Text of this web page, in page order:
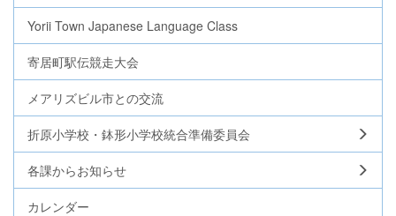
Yorii Town Japanese Language Class
寄居町駅伝競走大会
メアリズビル市との交流
折原小学校・鉢形小学校統合準備委員会
各課からお知らせ
カレンダー